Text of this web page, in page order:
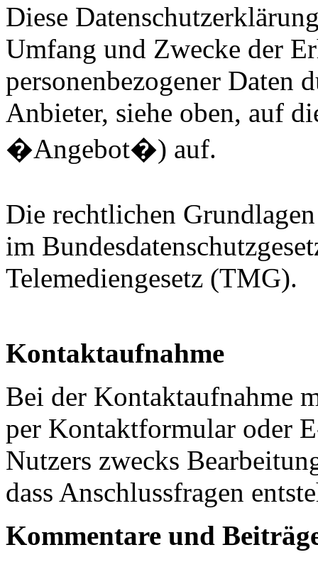
Diese
Umfang und Zwecke der
personenbezogener Daten
Anbieter, siehe oben, auf
�Angebot�) auf.
Die rechtlichen
im
Telemediengesetz (TMG).
Kontaktaufnahme
Bei der Kontaktaufnahme
per Kontaktformular oder
Nutzers zwecks
dass Anschlussfragen
Kommentare und